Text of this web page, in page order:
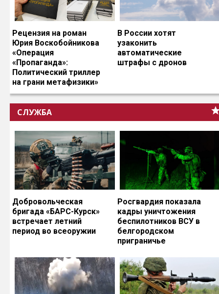
Рецензия на роман
Юрия Воскобойникова
«Операция
«Пропаганда»:
Политический триллер
на грани метафизики»
В России хотят
узаконить
автоматические
штрафы с дронов
СЛУЖБА
Добровольческая
бригада «БАРС-Курск»
встречает летний
период во всеоружии
Росгвардия показала
кадры уничтожения
беспилотников ВСУ в
белгородском
приграничье